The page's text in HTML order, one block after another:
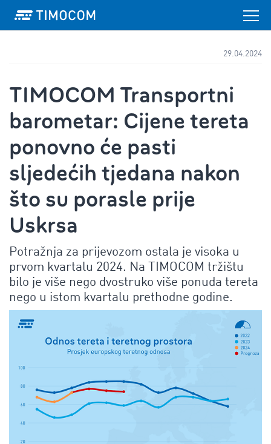
29.04.2024
TIMOCOM Transportni
barometar: Cijene tereta
ponovno će pasti
sljedećih tjedana nakon
što su porasle prije
Uskrsa
Potražnja za prijevozom ostala je visoka u
prvom kvartalu 2024. Na TIMOCOM tržištu
bilo je više nego dvostruko više ponuda tereta
nego u istom kvartalu prethodne godine.